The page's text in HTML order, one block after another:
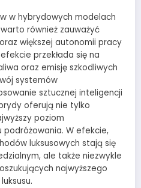
w hybrydowych modelach
również zauważyć
większej autonomii pracy
przekłada się na
oraz emisję szkodliwych
systemów
sztucznej inteligencji
oferują nie tylko
poziom
W efekcie,
luksusowych stają się
ale także niezwykle
najwyższego